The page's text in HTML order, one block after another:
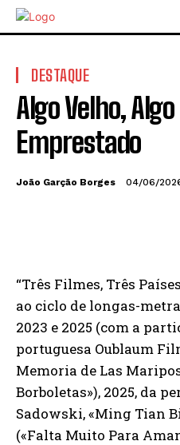
DESTAQUE
Algo Velho,
Emprestado
João Garção Borges 04/06/
“Três Filmes, Três
ao ciclo de longas-
2023 e 2025 (com a
portuguesa Oublaum
Memoria de Las
Borboletas»), 2025, da
Sadowski, «Ming Tian
(«Falta Muito Para